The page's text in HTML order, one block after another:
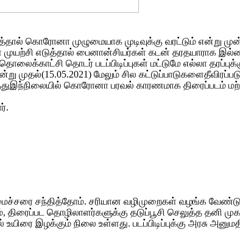
கொரோனா முழுமையாக முடிவுக்கு வரட்டும் என்று
முயற்சி எடுத்தால் பைனான்சியர்கள் கடன் தரதயாராக
தொடர் படப்பிடிப்புகள் மட்டுமே எல்லா
மேலும் சில
கொரோனா பரவல் காரணமாக திரைப்படம்
ர்.
சந்தித்தோம். சரியான வழிமுறைகள் வழங்க
தொழிலாளர்களுக்கு தடுப்பூசி செலுத்த தனி
இழக்கும் நிலை உள்ளது. படப்பிடிப்புக்கு அரசு